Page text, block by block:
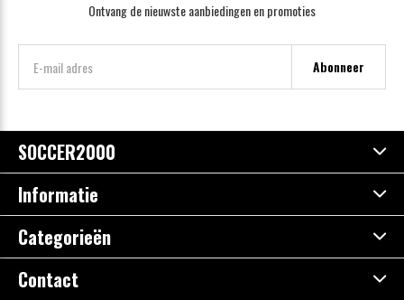
Ontvang de nieuwste aanbiedingen en promoties
Abonneer
SOCCER2000
Informatie
Categorieën
Contact